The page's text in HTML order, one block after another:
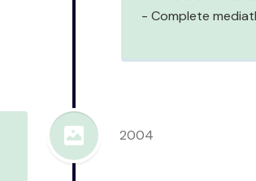
- Complete
2004